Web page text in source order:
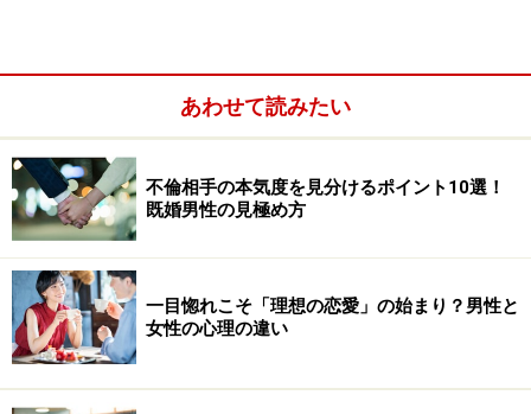
の前からいわゆる婚活に積極的で、さらにブログでその
受けた時の感想も、自らのブログに書いてくれた時に、
コメントを入れてくれたのが今の彼でした。正確に言え
ば、彼はその少し前から彼女の読者として、たまにコメ
ントを入れてくれていたようですが、もちろん面識はな
く、そのコメントが縁で個別でメールをすようになり、
一度、会いましょうということになったそうです。
実際に出会ってみて彼の誠実な人柄がきっかけとなり、
あわせて読みたい
不倫相手の本気度を見分けるポイント10選！
既婚男性の見極め方
一目惚れこそ「理想の恋愛」の始まり？男性と
女性の心理の違い